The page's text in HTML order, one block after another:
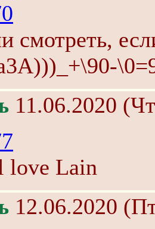
смотреть,
11.06.2020
love Lain
12.06.2020